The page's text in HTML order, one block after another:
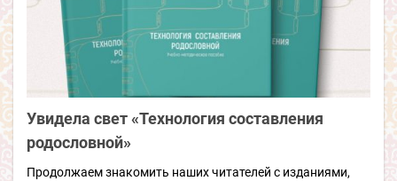
Увидела свет «Технология составления
родословной»
Продолжаем знакомить наших читателей с изданиями,